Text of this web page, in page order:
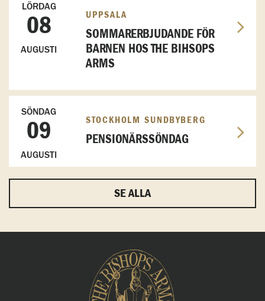
LÖRDAG
08
AUGUSTI
UPPSALA
SOMMARERBJUDANDE FÖR
BARNEN HOS THE BIHSOPS
ARMS
SÖNDAG
09
AUGUSTI
STOCKHOLM SUNDBYBERG
PENSIONÄRSSÖNDAG
SE ALLA